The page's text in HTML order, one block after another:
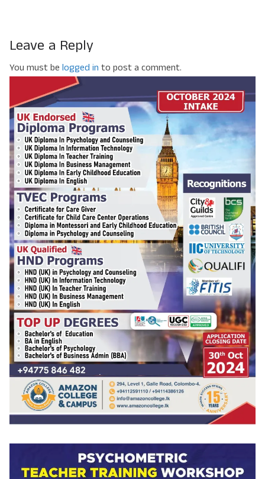
Leave a Reply
You must be logged in to post a comment.